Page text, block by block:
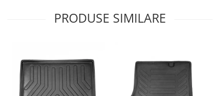
PRODUSE SIMILARE